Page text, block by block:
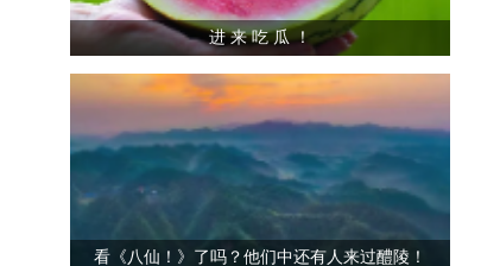
进 来 吃 瓜 ！
看《八仙！》了吗？他们中还有人来过醴陵！